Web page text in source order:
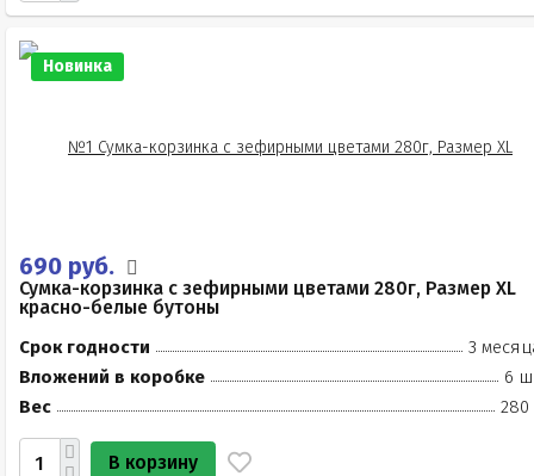
Новинка
690 руб.
Сумка-корзинка с зефирными цветами 280г, Размер XL
красно-белые бутоны
Срок годности
3
Вложений в коробке
6
Вес
280
В корзину